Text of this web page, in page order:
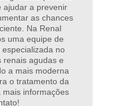
ajudar a prevenir
as chances
Na Renal
uma equipe de
no
renais agudas e
a mais moderna
o tratamento da
informações